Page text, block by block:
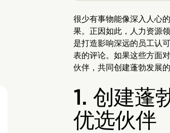
很少有事物能像深入人心
果。正因如此，人力资源
是打造影响深远的员工认
表的评论。如果这些方面
伙伴，共同创建蓬勃发展
1. 创建蓬
优选伙伴